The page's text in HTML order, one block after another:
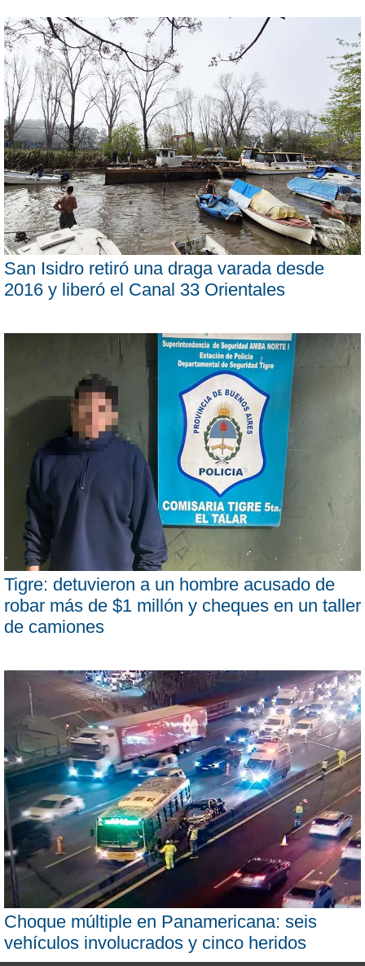
San Isidro retiró una draga varada desde
2016 y liberó el Canal 33 Orientales
Tigre: detuvieron a un hombre acusado de
robar más de $1 millón y cheques en un taller
de camiones
Choque múltiple en Panamericana: seis
vehículos involucrados y cinco heridos